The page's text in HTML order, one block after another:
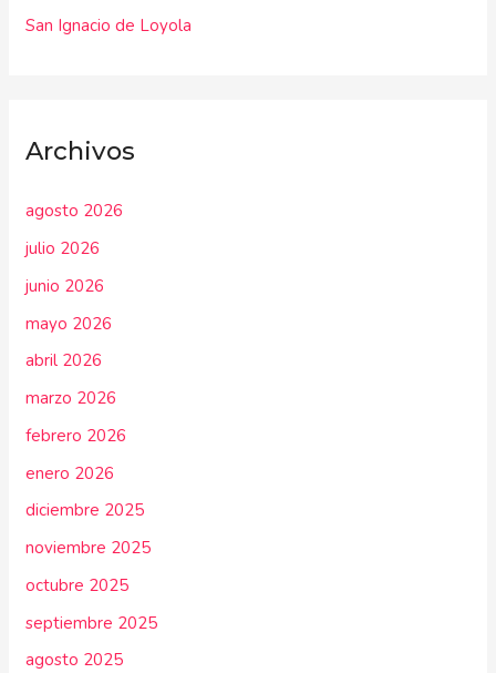
San Ignacio de Loyola
Archivos
agosto 2026
julio 2026
junio 2026
mayo 2026
abril 2026
marzo 2026
febrero 2026
enero 2026
diciembre 2025
noviembre 2025
octubre 2025
septiembre 2025
agosto 2025